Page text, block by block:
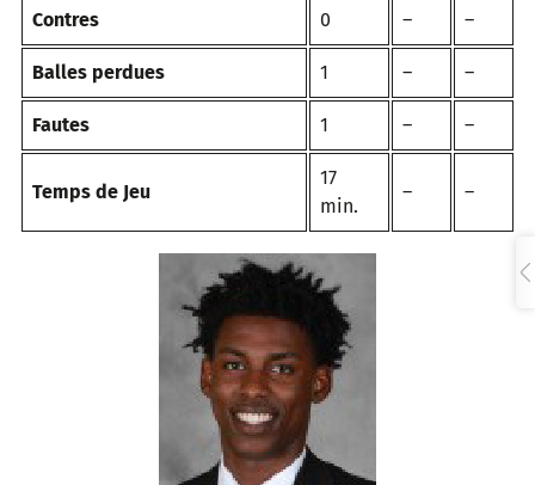
Contres 0 – –
Balles perdues 1 – –
Fautes 1 – –
Temps de Jeu
17
min.
– –